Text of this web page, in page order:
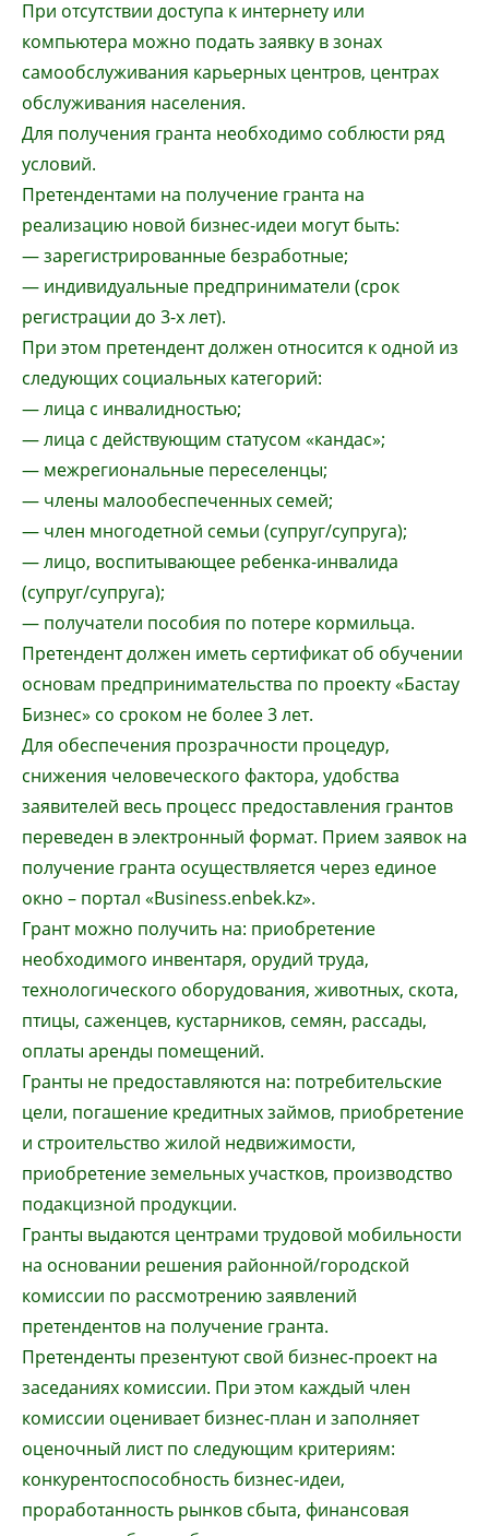
При отсутствии доступа к интернету или
компьютера можно подать заявку в зонах
самообслуживания карьерных центров, центрах
обслуживания населения.
Для получения гранта необходимо соблюсти ряд
условий.
Претендентами на получение гранта на
реализацию новой бизнес-идеи могут быть:
— зарегистрированные безработные;
— индивидуальные предприниматели (срок
регистрации до 3-х лет).
При этом претендент должен относится к одной из
следующих социальных категорий:
— лица с инвалидностью;
— лица с действующим статусом «кандас»;
— межрегиональные переселенцы;
— члены малообеспеченных семей;
— член многодетной семьи (супруг/супруга);
— лицо, воспитывающее ребенка-инвалида
(супруг/супруга);
— получатели пособия по потере кормильца.
Претендент должен иметь сертификат об обучении
основам предпринимательства по проекту «Бастау
Бизнес» со сроком не более 3 лет.
Для обеспечения прозрачности процедур,
снижения человеческого фактора, удобства
заявителей весь процесс предоставления грантов
переведен в электронный формат. Прием заявок на
получение гранта осуществляется через единое
окно – портал «Business.enbek.kz».
Грант можно получить на: приобретение
необходимого инвентаря, орудий труда,
технологического оборудования, животных, скота,
птицы, саженцев, кустарников, семян, рассады,
оплаты аренды помещений.
Гранты не предоставляются на: потребительские
цели, погашение кредитных займов, приобретение
и строительство жилой недвижимости,
приобретение земельных участков, производство
подакцизной продукции.
Гранты выдаются центрами трудовой мобильности
на основании решения районной/городской
комиссии по рассмотрению заявлений
претендентов на получение гранта.
Претенденты презентуют свой бизнес-проект на
заседаниях комиссии. При этом каждый член
комиссии оценивает бизнес-план и заполняет
оценочный лист по следующим критериям:
конкурентоспособность бизнес-идеи,
проработанность рынков сбыта, финансовая